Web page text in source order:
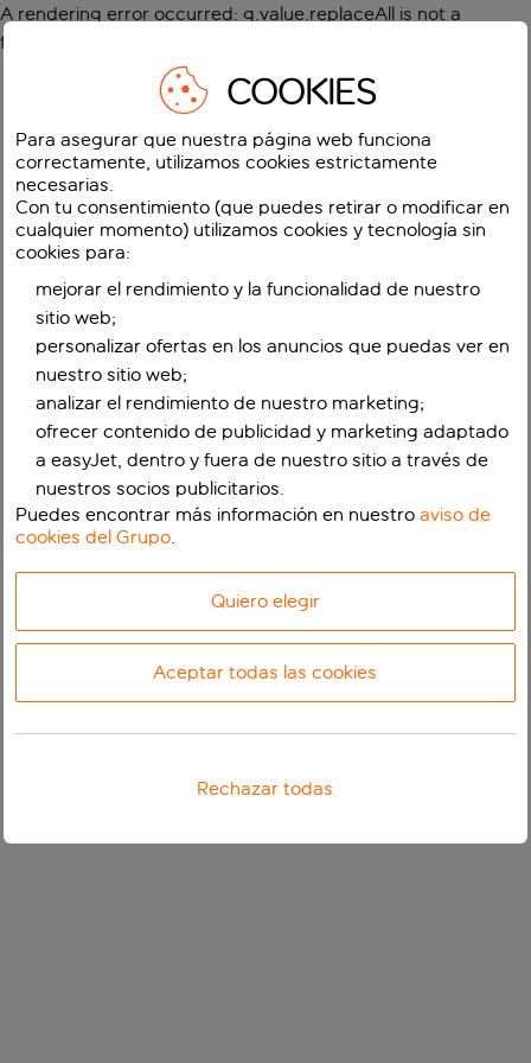
A rendering error occurred: g.value.replaceAll is not a
function
COOKIES
Para asegurar que nuestra página web funciona
correctamente, utilizamos cookies estrictamente
necesarias.
Con tu consentimiento (que puedes retirar o modificar en
cualquier momento) utilizamos cookies y tecnología sin
cookies para:
mejorar el rendimiento y la funcionalidad de nuestro
sitio web;
personalizar ofertas en los anuncios que puedas ver en
nuestro sitio web;
analizar el rendimiento de nuestro marketing;
ofrecer contenido de publicidad y marketing adaptado
a easyJet, dentro y fuera de nuestro sitio a través de
nuestros socios publicitarios.
Puedes encontrar más información en nuestroaviso de
cookies del Grupo.
Quiero elegir
Aceptar todas las cookies
Rechazar todas